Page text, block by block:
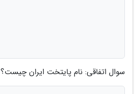
سوال اتفاقی: نام پایتخت ایران چیست؟